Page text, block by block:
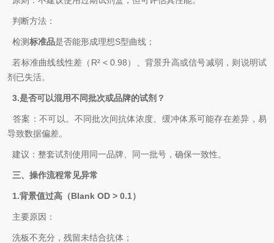
判断方法‌：
检测标准品是否能形成理想S型曲线；
若标准曲线线性差（R² < 0.98）、背景升高或信号减弱，则说明试
剂已失活。
3.‌是否可以混用不同批次或品牌的试剂？‌
答案‌：‌不可以‌。不同批次间抗体浓度、缓冲体系可能存在差异，易
导致数据偏差。
建议‌：整套试剂使用同一品牌、同一批号，确保一致性。
三、操作流程常见异常
1.‌背景值过高（Blank OD > 0.1）‌
主要原因‌：
洗板不充分，残留未结合抗体；